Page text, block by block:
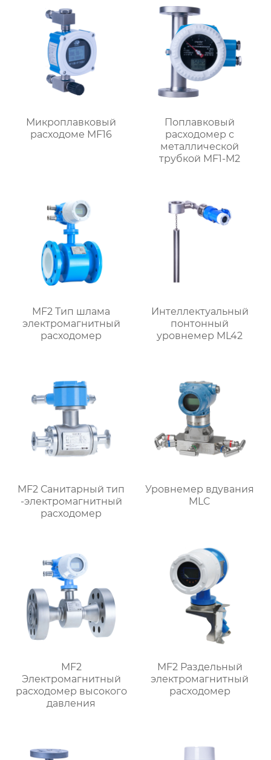
Микроплавковый
расходоме MF16
Поплавковый
расходомер с
металлической
трубкой MF1-M2
MF2 Тип шлама
электромагнитный
расходомер
Интеллектуальный
понтонный
уровнемер ML42
MF2 Санитарный тип
-электромагнитный
расходомер
Уровнемер вдувания
MLC
MF2
Электромагнитный
расходомер высокого
давления
MF2 Раздельный
электромагнитный
расходомер